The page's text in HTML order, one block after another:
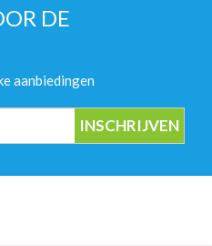
DE
aanbiedingen